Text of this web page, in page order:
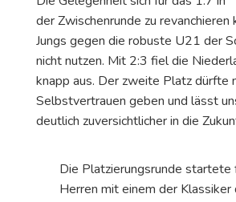
der Zwischenrunde zu revanchieren
Jungs gegen die robuste U21 der
nicht nutzen. Mit 2:3 fiel die
knapp aus. Der zweite Platz dürfte
Selbstvertrauen geben und lässt
deutlich zuversichtlicher in die
Die Platzierungsrunde startete
Herren mit einem der Klassiker